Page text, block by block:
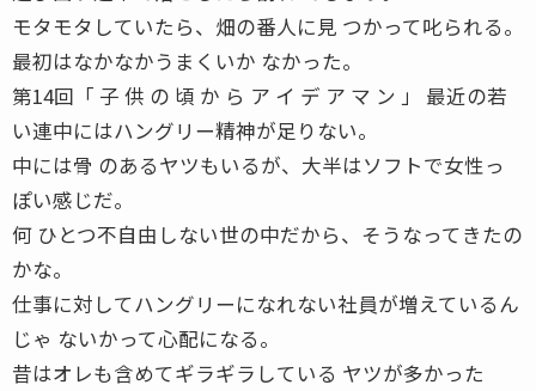
モタモタしていたら、畑の番人に見 つかって叱られる。
最初はなかなかうまくいか なかった。
第14回「 子 供 の 頃 か ら ア イ デ ア マ ン 」 最近の若
い連中にはハングリー精神が足りない。
中には骨 のあるヤツもいるが、大半はソフトで女性っ
ぽい感じだ。
何 ひとつ不自由しない世の中だから、そうなってきたの
かな。
仕事に対してハングリーになれない社員が増えているん
じゃ ないかって心配になる。
昔はオレも含めてギラギラしている ヤツが多かった